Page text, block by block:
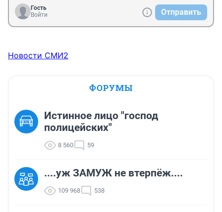
Гость
Войти
Отправить
Новости СМИ2
ФОРУМЫ
Истинное лицо "господ
полицейских"
8 560 59
....уж ЗАМУЖ не втерпёж....
109 968 538